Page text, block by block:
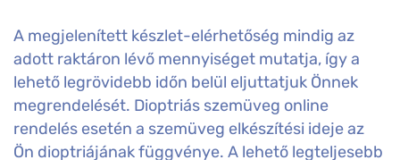
A megjelenített készlet-elérhetőség mindig az
adott raktáron lévő mennyiséget mutatja, így a
lehető legrövidebb időn belül eljuttatjuk Önnek
megrendelését. Dioptriás szemüveg online
rendelés esetén a szemüveg elkészítési ideje az
Ön dioptriájának függvénye. A lehető legteljesebb